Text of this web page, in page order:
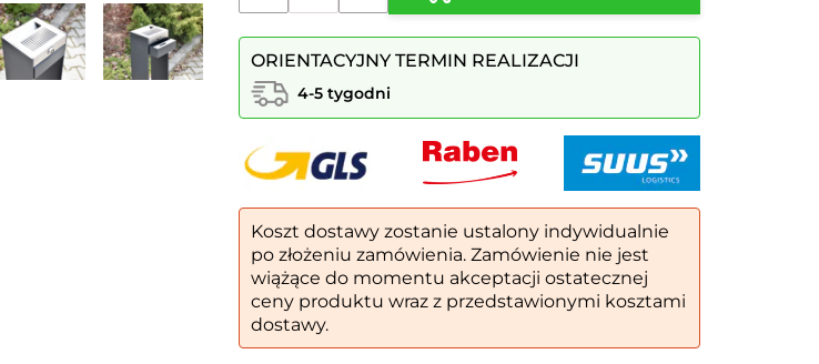
nr.
ORIENTACYJNY TERMIN REALIZACJI
4-5 tygodni
Koszt dostawy zostanie ustalony indywidualnie
po złożeniu zamówienia. Zamówienie nie jest
wiążące do momentu akceptacji ostatecznej
ceny produktu wraz z przedstawionymi kosztami
dostawy.